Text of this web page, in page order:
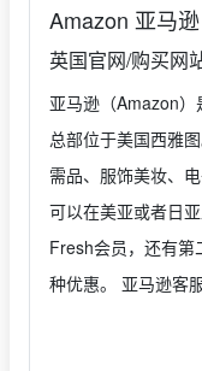
Amazon 亚马逊
英国官网/购买网站
亚马逊（Amazon）
总部位于美国西雅
需品、服饰美妆、
可以在美亚或者日
Fresh会员，还有第
种优惠。 亚马逊客